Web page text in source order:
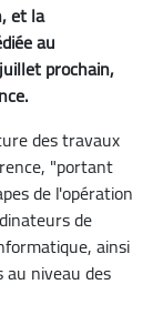
et la
au
prochain,
des travaux
"portant
de l'opération
de
ainsi
au niveau des